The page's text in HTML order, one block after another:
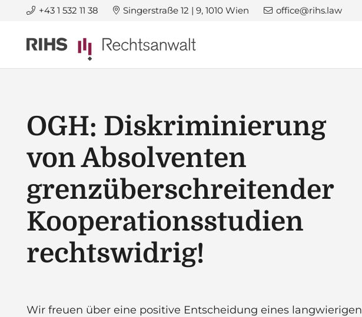
+43 1 532 11 38 Singerstraße 12 | 9, 1010 Wien office@rihs.law
OGH: Diskriminierung
von Absolventen
grenzüberschreitender
Kooperationsstudien
rechtswidrig!
Wir freuen über eine positive Entscheidung eines langwierigen